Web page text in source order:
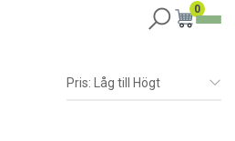
0
Pris: Låg till Högt